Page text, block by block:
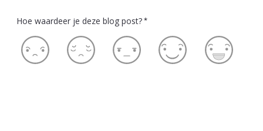
Hoe waardeer je deze blog post? *